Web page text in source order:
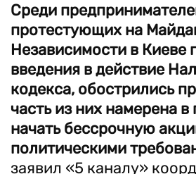
Среди
протестующих на
Независимости в Киеве
введения в действие
кодекса, обострились
часть из них намерена
начать бессрочную
политическими
заявил «5 каналу»